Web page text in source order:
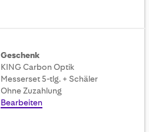
Geschenk
KING Carbon Optik
Messerset 5-tlg. + Schäler
Ohne Zuzahlung
Bearbeiten